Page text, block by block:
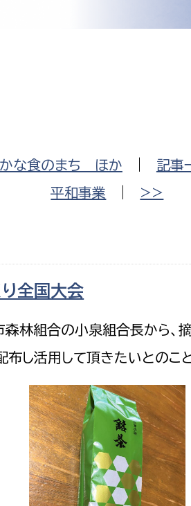
環境・エネル
文化・生涯学習
市民活動・地域
病院
市議会
子ども若者支援課
会計管理者
出納室
かな食のまち ほか 記事
平和事業
>>
全国大会
森林組合の小泉組合長から
し活用して頂きたいとのこ